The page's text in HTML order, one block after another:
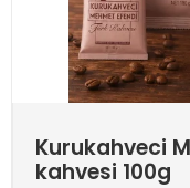
Kurukahveci
kahvesi 100g